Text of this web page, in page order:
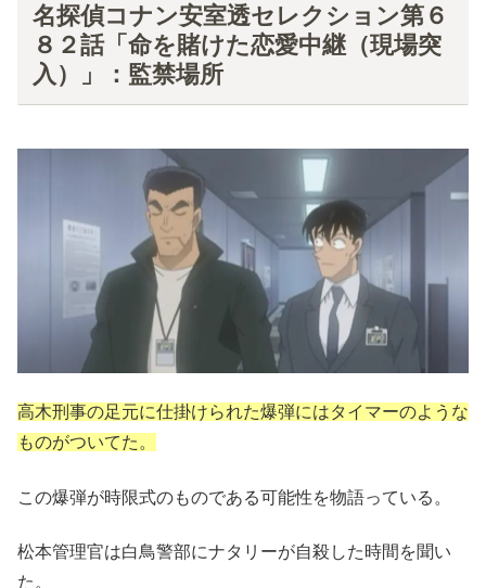
名探偵コナン安室透セレクション第６
８２話「命を賭けた恋愛中継（現場突
入）」：監禁場所
高木刑事の足元に仕掛けられた爆弾にはタイマーのような
ものがついてた。
この爆弾が時限式のものである可能性を物語っている。
松本管理官は白鳥警部にナタリーが自殺した時間を聞い
た。